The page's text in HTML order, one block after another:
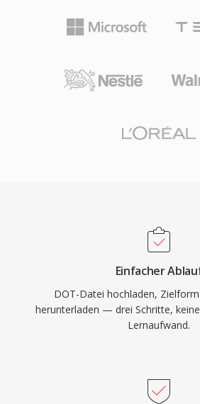
Einfacher
DOT-Datei hochladen,
herunterladen — drei Schritte,
Lernaufwand.